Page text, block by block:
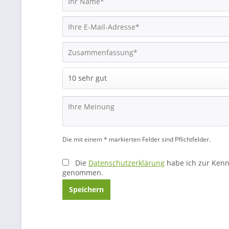
Die mit einem * markierten Felder sind Pflichtfelder.
Die Datenschutzerklärung habe ich zur
genommen.
Speichern